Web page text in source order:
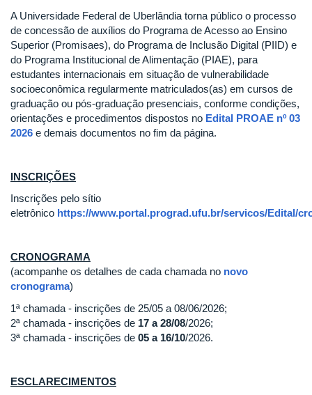
A Universidade Federal de Uberlândia torna público o processo
de concessão de auxílios do Programa de Acesso ao Ensino
Superior (Promisaes), do Programa de Inclusão Digital (PIID) e
do Programa Institucional de Alimentação (PIAE), para
estudantes internacionais em situação de vulnerabilidade
socioeconômica regularmente matriculados(as) em cursos de
graduação ou pós-graduação presenciais, conforme condições,
orientações e procedimentos dispostos no Edital PROAE nº 03
2026 e demais documentos no fim da página.
INSCRIÇÕES
Inscrições pelo sítio
eletrônico https://www.portal.prograd.ufu.br/servicos/Edital/
CRONOGRAMA
(acompanhe os detalhes de cada chamada no novo
cronograma)
1ª chamada - inscrições de 25/05 a 08/06/2026;
2ª chamada - inscrições de 17 a 28/08/2026;
3ª chamada - inscrições de 05 a 16/10/2026.
ESCLARECIMENTOS